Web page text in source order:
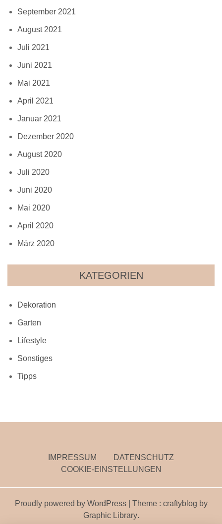
September 2021
August 2021
Juli 2021
Juni 2021
Mai 2021
April 2021
Januar 2021
Dezember 2020
August 2020
Juli 2020
Juni 2020
Mai 2020
April 2020
März 2020
KATEGORIEN
Dekoration
Garten
Lifestyle
Sonstiges
Tipps
IMPRESSUM
DATENSCHUTZ
COOKIE-EINSTELLUNGEN
Proudly powered by WordPress
Theme : craftyblog by
Graphic Library.